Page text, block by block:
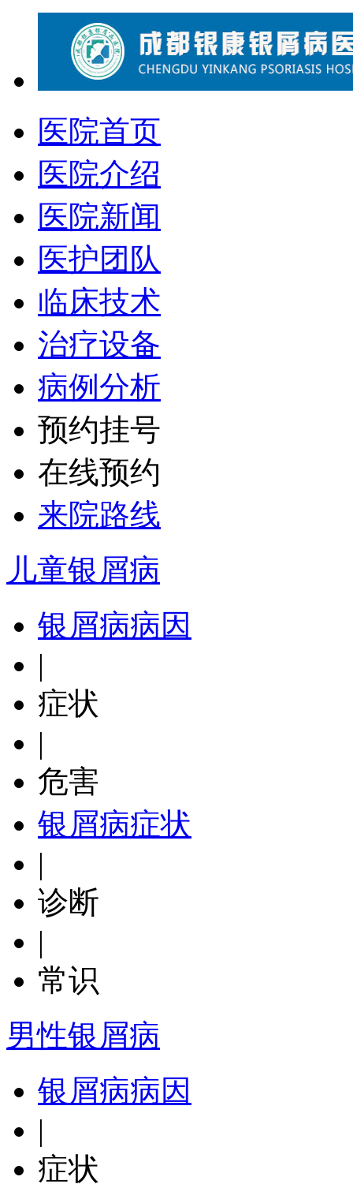
医院首页
医院介绍
医院新闻
医护团队
临床技术
治疗设备
病例分析
预约挂号
在线预约
来院路线
儿童银屑病
银屑病病因
|
症状
|
危害
银屑病症状
|
诊断
|
常识
男性银屑病
银屑病病因
|
症状